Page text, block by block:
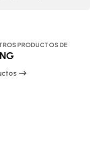
PRODUCTOS DE